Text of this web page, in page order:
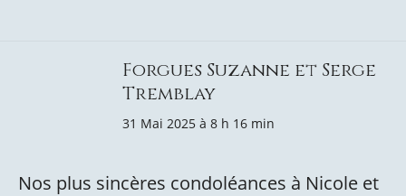
Forgues Suzanne et Serge
Tremblay
31 Mai 2025 à 8 h 16 min
Nos plus sincères condoléances à Nicole et